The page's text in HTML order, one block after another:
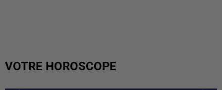
VOTRE HOROSCOPE